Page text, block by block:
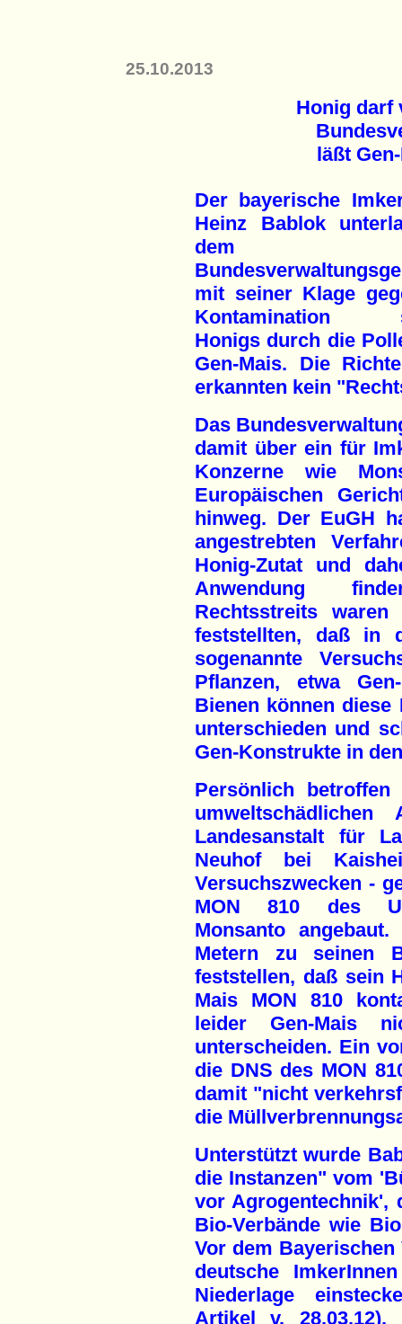
25.10.2013
Honig darf
läßt
Der bayerische
Heinz Bablok
dem
mit seiner Klage
Kontamination
Honigs durch die
Gen-Mais. Die
erkannten kein
Das
damit über ein für
Konzerne wie
Europäischen
hinweg. Der EuGH
angestrebten
Honig-Zutat und
Anwendung
Rechtsstreits
feststellten, daß in
sogenannte
Pflanzen, etwa
Bienen können
unterschieden und
Gen-Konstrukte in
Persönlich
Landesanstalt für
Neuhof bei
Versuchszwecken -
MON 810 des
Monsanto
Metern zu seinen
feststellen, daß sein
Mais MON 810
leider Gen-Mais
unterscheiden. Ein
die DNS des MON
damit "nicht
die
Unterstützt wurde
die Instanzen" vom
vor Agrogentechnik',
Bio-Verbände wie
Vor dem
deutsche
Niederlage
Artikel v.